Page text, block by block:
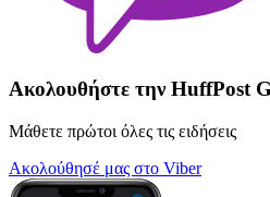
Ακολουθήστε την HuffPost
Μάθετε πρώτοι όλες τις ειδήσεις
Ακολούθησέ μας στο Viber